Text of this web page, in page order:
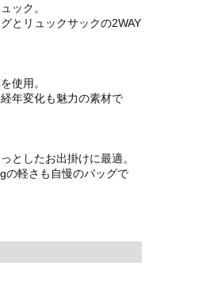
ック。
とリュックサックの2WAY
使用。
年変化も魅力の素材で
としたお出掛けに最適。
の軽さも自慢のバッグで